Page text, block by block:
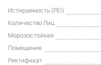
Истираемость (PEI)
Количество Лиц
Морозостойкая
Помещение
Ректификат